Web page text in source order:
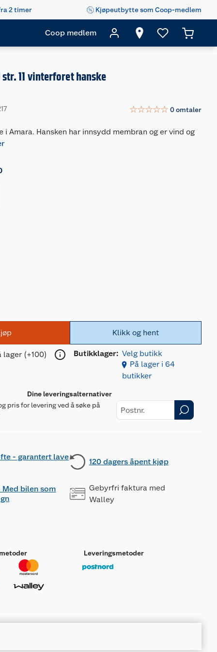
2 timer Kjøpeutbytte som Coop-medlem
Coop medlem
11 vinterforet hanske
☆☆☆☆☆ 0omtaler
i Amara. Hansken har innsydd membran og er vind og
lager (+100)
Klikk og hent
Butikklager: Velg butikk
På lager i 64
butikker
Dine leveringsalternativer
pris for levering ved å søke på
- garantert lave
120 dagers åpent kjøp
Med bilen som
Gebyrfri faktura med
Walley
Leveringsmetoder